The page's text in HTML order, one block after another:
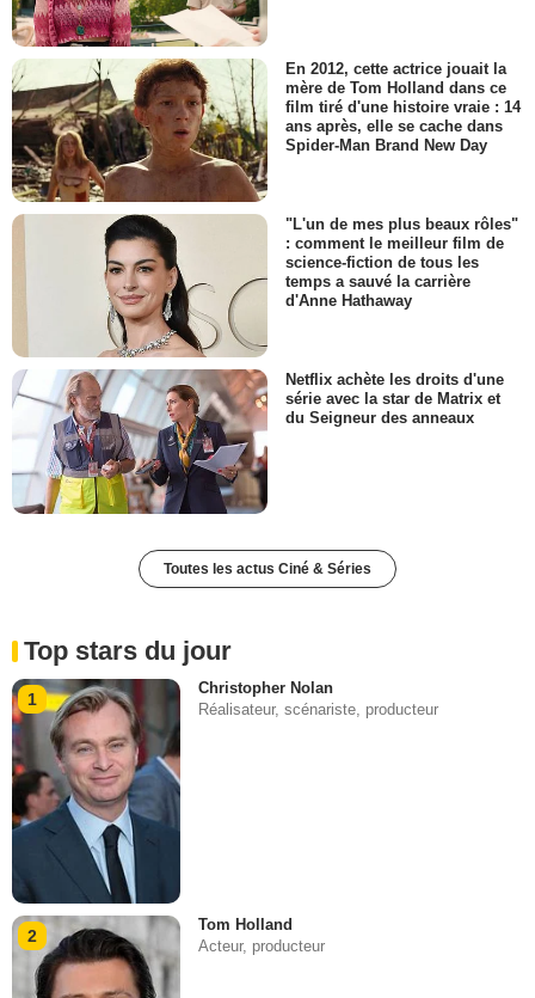
En 2012, cette actrice jouait la
mère de Tom Holland dans ce
film tiré d'une histoire vraie : 14
ans après, elle se cache dans
Spider-Man Brand New Day
"L'un de mes plus beaux rôles"
: comment le meilleur film de
science-fiction de tous les
temps a sauvé la carrière
d'Anne Hathaway
Netflix achète les droits d'une
série avec la star de Matrix et
du Seigneur des anneaux
Toutes les actus Ciné & Séries
Top stars du jour
1
Christopher Nolan
Réalisateur, scénariste, producteur
2
Tom Holland
Acteur, producteur